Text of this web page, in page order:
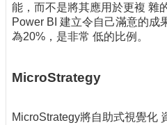
能，而不是將其應用於更複 雜
Power BI 建立令自己滿意的成
為20%，是非常 低的比例。
MicroStrategy
MicroStrategy將自助式視覺化